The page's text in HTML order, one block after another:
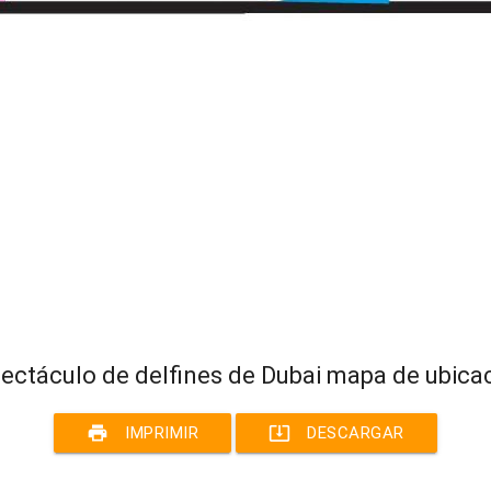
de delfines de Dubai mapa de
print IMPRIMIR system_update_alt DESCARGAR